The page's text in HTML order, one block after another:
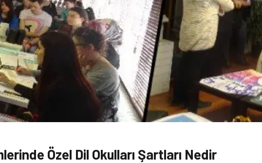
Özel Dil Okulları Şartları Nedir